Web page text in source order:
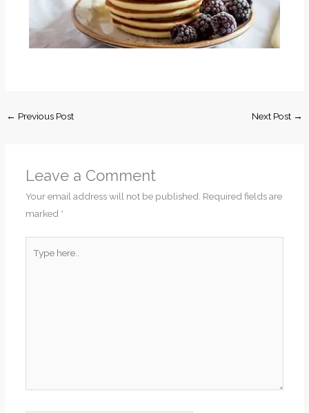
← Previous Post Next Post →
Leave a Comment
Your email address will not be published. Required fields are
marked *
here..